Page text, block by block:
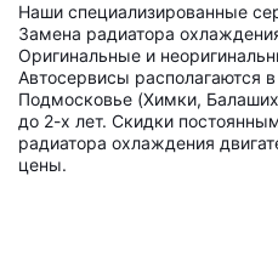
Наши специализированные
Замена радиатора
Оригинальные и
Автосервисы располагаются
Подмосковье (Химки,
до 2-х лет. Скидки
радиатора охлаждения
цены.